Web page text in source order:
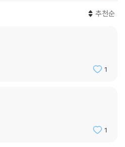
추천순
1
1